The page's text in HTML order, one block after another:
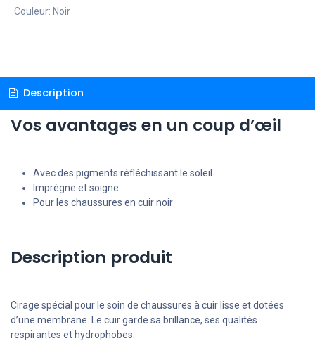
Couleur: Noir
Description
Vos avantages en un coup d’œil
Avec des pigments réfléchissant le soleil
Imprègne et soigne
Pour les chaussures en cuir noir
Description produit
Cirage spécial pour le soin de chaussures à cuir lisse et dotées
d’une membrane. Le cuir garde sa brillance, ses qualités
respirantes et hydrophobes.